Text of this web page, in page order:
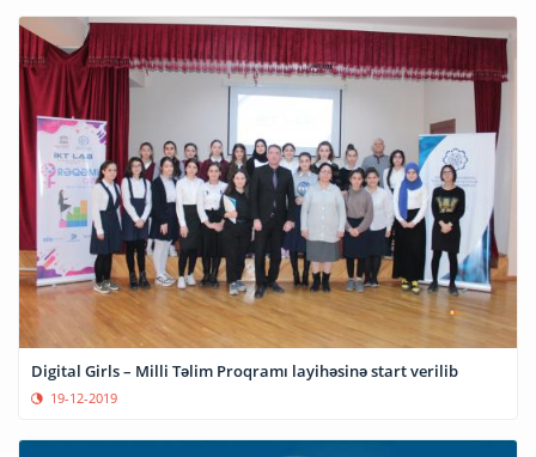
Digital Girls – Milli Təlim Proqramı layihəsinə start verilib
19-12-2019